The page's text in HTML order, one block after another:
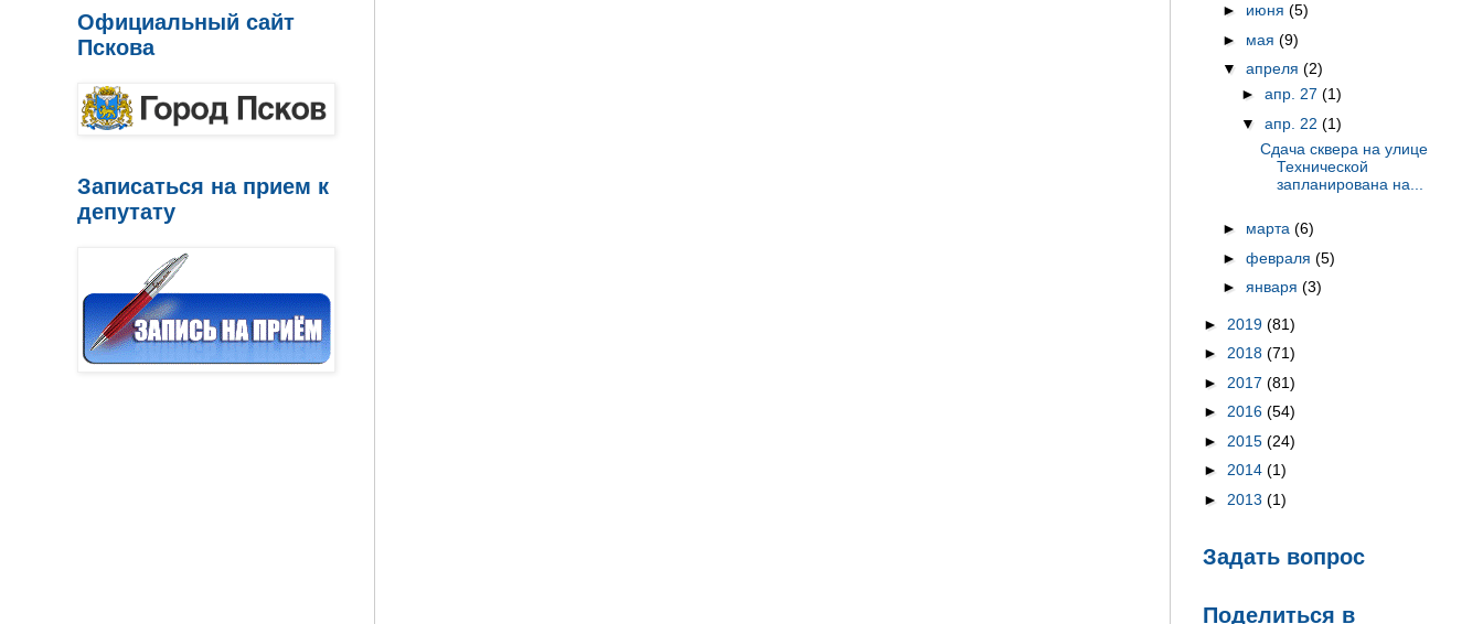
Официальный сайт
Пскова
Записаться на прием к
депутату
► июня (5)
► мая (9)
▼ апреля (2)
► апр. 27 (1)
▼ апр. 22 (1)
Сдача сквера на улице
Технической
запланирована на...
► марта (6)
► февраля (5)
► января (3)
► 2019 (81)
► 2018 (71)
► 2017 (81)
► 2016 (54)
► 2015 (24)
► 2014 (1)
► 2013 (1)
Задать вопрос
Поделиться в